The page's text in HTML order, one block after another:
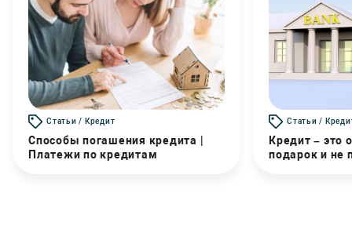
Статьи / Кредит
Способы погашения кредита |
Платежи по кредитам
Статьи /
Кредит – это
подарок и не